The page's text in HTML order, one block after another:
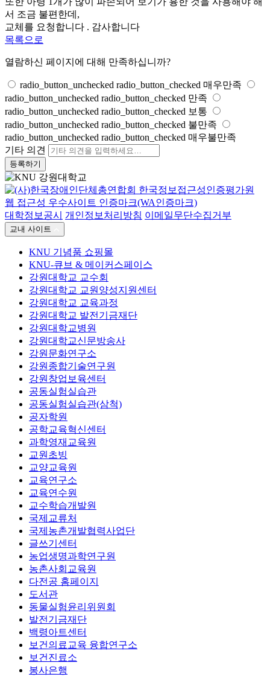
서 조금 불편한데,
교체를 요청합니다 . 감사합니다
목록으로
열람하신 페이지에 대해 만족하십니까?
radio_button_unchecked radio_button_checked 매우만족
radio_button_unchecked radio_button_checked 만족
radio_button_unchecked radio_button_checked 보통
radio_button_unchecked radio_button_checked 불만족
radio_button_unchecked radio_button_checked 매우불만족
기타 의견
등록하기
대학정보공시 개인정보처리방침 이메일무단수집거부
교내 사이트
KNU 기념품 쇼핑몰
KNU-큐브 & 메이커스페이스
강원대학교 교수회
강원대학교 교원양성지원센터
강원대학교 교육과정
강원대학교 발전기금재단
강원대학교병원
강원대학교신문방송사
강원문화연구소
강원종합기술연구원
강원창업보육센터
공동실험실습관
공동실험실습관(삼척)
공자학원
공학교육혁신센터
과학영재교육원
교원초빙
교양교육원
교육연구소
교육연수원
교수학습개발원
국제교류처
국제농촌개발협력사업단
글쓰기센터
농업생명과학연구원
농촌사회교육원
다전공 홈페이지
도서관
동물실험윤리위원회
발전기금재단
백령아트센터
보건의료교육 융합연구소
보건진료소
봉사은행